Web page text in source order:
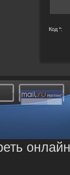
Код *:
онлайн